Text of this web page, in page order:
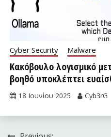
Cyber Security Malware
Κακόβουλο λογισμικό
βοηθό υποκλέπτει
18 Ιουνίου 2025 Cyb3rG